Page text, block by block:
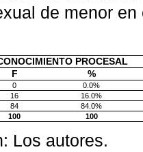
de menor
PROCESAL
F
%
0
0.0%
16
16.0%
84
84.0%
100 100
Los autores.